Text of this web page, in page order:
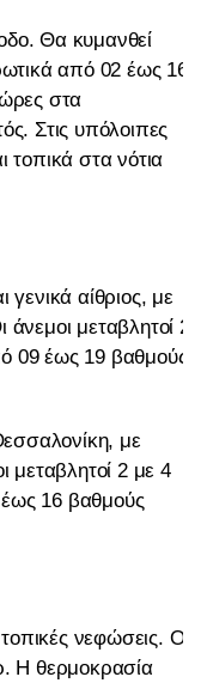
Θα κυμανθεί
από 02 έως 16
στα
Στις υπόλοιπες
τοπικά στα νότια
γενικά αίθριος, με
μεταβλητοί 2
09 έως 19 βαθμούς
με
μεταβλητοί 2 με 4
16 βαθμούς
νεφώσεις. Οι
Η θερμοκρασία